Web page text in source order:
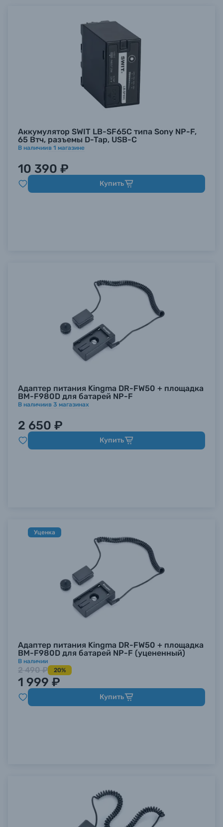
Аккумулятор SWIT LB-SF65C типа Sony NP-F,
65 Втч, разъемы D-Tap, USB-C
В наличиив 1 магазине
10 390 ₽
Купить
Адаптер питания Kingma DR-FW50 + площадка
BM-F980D для батарей NP-F
В наличиив 3 магазинах
2 650 ₽
Купить
Уценка
Адаптер питания Kingma DR-FW50 + площадка
BM-F980D для батарей NP-F (уцененный)
В наличии
2 490 ₽ 20%
1 999 ₽
Купить